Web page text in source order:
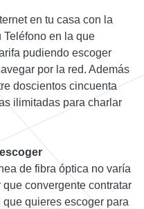
en tu casa con la
Teléfono en la que
pudiendo escoger
por la red. Además
doscientos cincuenta
ilimitadas para charlar
de fibra óptica no varía
convergente contratar
quieres escoger para